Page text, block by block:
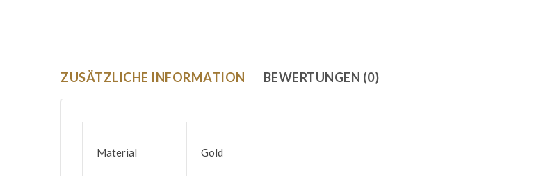
ZUSÄTZLICHE INFORMATION BEWERTUNGEN (0)
Material Gold